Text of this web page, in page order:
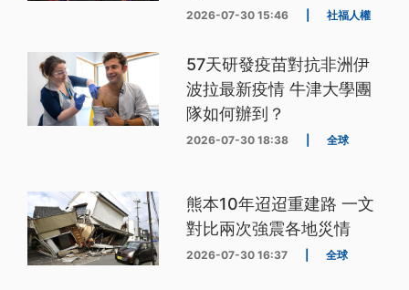
2026-07-30 15:46 社福人權
57天研發疫苗對抗非洲伊
波拉最新疫情 牛津大學團
隊如何辦到？
2026-07-30 18:38 全球
熊本10年迢迢重建路 一文
對比兩次強震各地災情
2026-07-30 16:37 全球